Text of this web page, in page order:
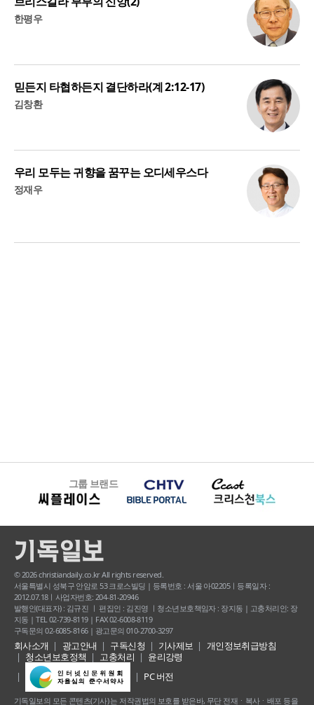
한평우
믿든지 타협하든지 결단하라(계 2:12-17)
김창환
우리 모두는 귀향을 꿈꾸는 오디세우스다
정재우
그룹 브랜드
© 2026 christiandaily.co.kr All rights reserved.
서울특별시 성북구 안암로 53 크로스빌딩 | 등록번호 : 서울 아02205ㅣ등록일자 :
2012.07.18ㅣ사업자번호: 204-81-20946
발행인(대표자) : 김규진 ㅣ 편집인 : 김진영 ㅣ청소년보호책임자 : 장지동 | 고충처리인: 장
지동 | TEL 02-739-8119 | FAX 02-6008-8119
구독문의 02-6085-8166 | 광고문의 010-2700-3297
회사소개 광고안내 구독신청 기사제보
개인정보취급방침
청소년보호정책
고충처리
윤리강령
PC 버전
기독일보의 모든 콘텐츠(기사) 는 저작권법의 보호를 받은바, 무단 전재ㆍ복사ㆍ배포 등을